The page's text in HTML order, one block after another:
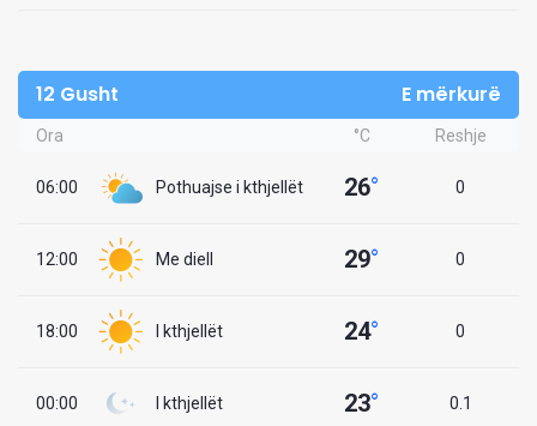
12 Gusht E mërkurë
Ora °C Reshje
06:00 Pothuajse i kthjellët 26° 0
12:00 Me diell 29° 0
18:00 I kthjellët 24° 0
00:00 I kthjellët 23° 0.1